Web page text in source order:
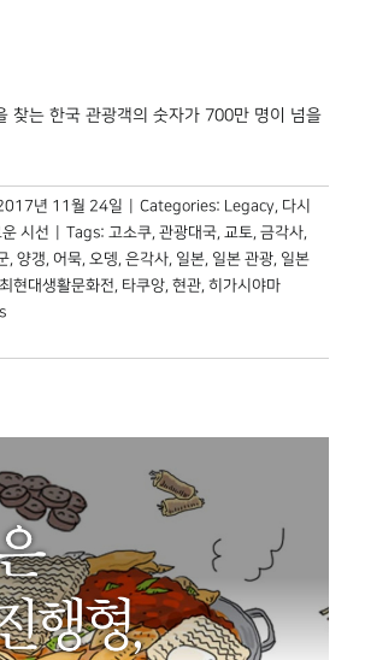
찾는 한국 관광객의 숫자가 700만 명이 넘을
년 11월 24일 Categories: Legacy, 다시
시선 Tags: 고소쿠, 관광대국, 교토, 금각사,
, 양갱, 어묵, 오뎅, 은각사, 일본, 일본 관광, 일본
현대생활문화전, 타쿠앙, 현관, 히가시야마